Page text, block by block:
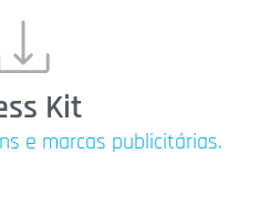
Kit
e marcas publicitárias.